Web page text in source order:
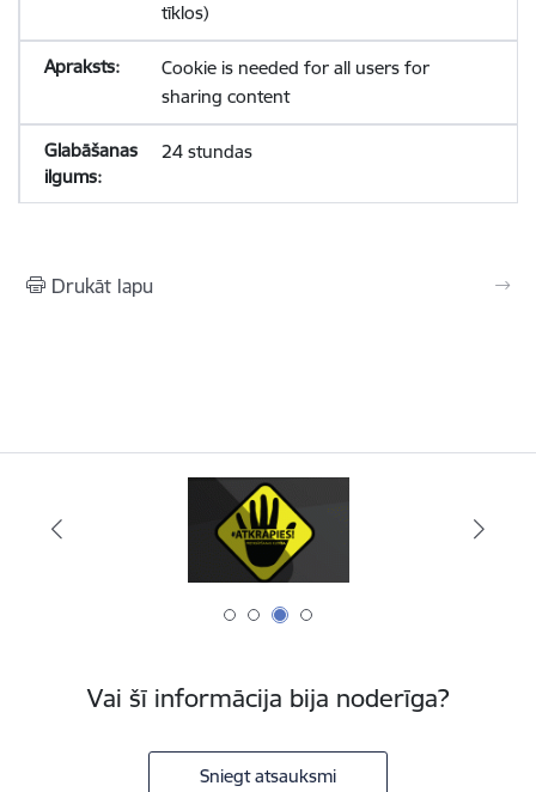
tīklos)
Cookie is needed for all users for
sharing content
24 stundas
Drukāt lapu
Vai šī informācija bija noderīga?
Sniegt atsauksmi